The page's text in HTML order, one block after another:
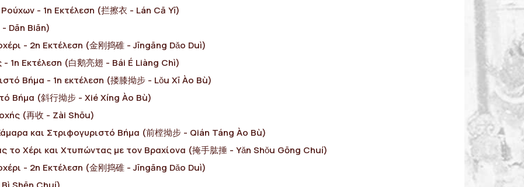
- 1η Εκτέλεση (拦擦衣 - Lán Cā Yī)
Dān Biān)
- 2η Εκτέλεση (金刚捣碓 - Jīngāng Dǎo Duì)
1η Εκτέλεση (白鹅亮翅 - Bái É Liàng Chì)
Βήμα - 1η εκτέλεση (搂膝拗步 - Lǒu Xī Ào Bù)
Βήμα (斜行拗步 - Xié Xíng Ào Bù)
(再收 - Ζài Shōu)
και Στριφογυριστό Βήμα (前樘拗步 - Qián Táng Ào Bù)
το Χέρι και Χτυπώντας με τον Βραχίονα (掩手肱捶 - Yǎn Shǒu Gōng Chuí)
- 2η Εκτέλεση (金刚捣碓 - Jīngāng Dǎo Duì)